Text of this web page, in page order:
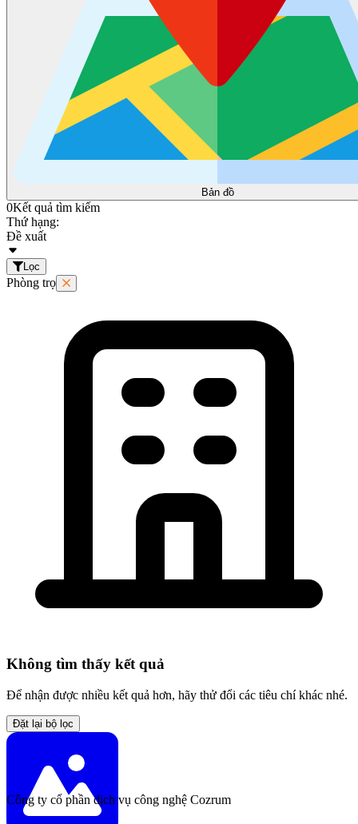
Bản đồ
0Kết quả tìm kiếm
Thứ hạng:
Đề xuất
Lọc
Phòng trọ
Không tìm thấy kết quả
Để nhận được nhiều kết quả hơn, hãy thử đổi các tiêu chí khác nhé.
Đặt lại bộ lọc
Công ty cổ phần dịch vụ công nghệ Cozrum